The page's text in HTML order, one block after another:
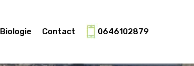
Biologie Contact 0646102879